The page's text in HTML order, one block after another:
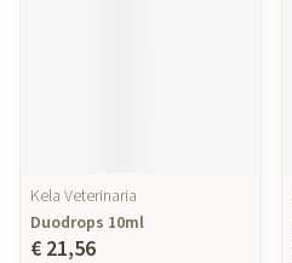
Kela Veterinaria
Duodrops 10ml
€ 21,56